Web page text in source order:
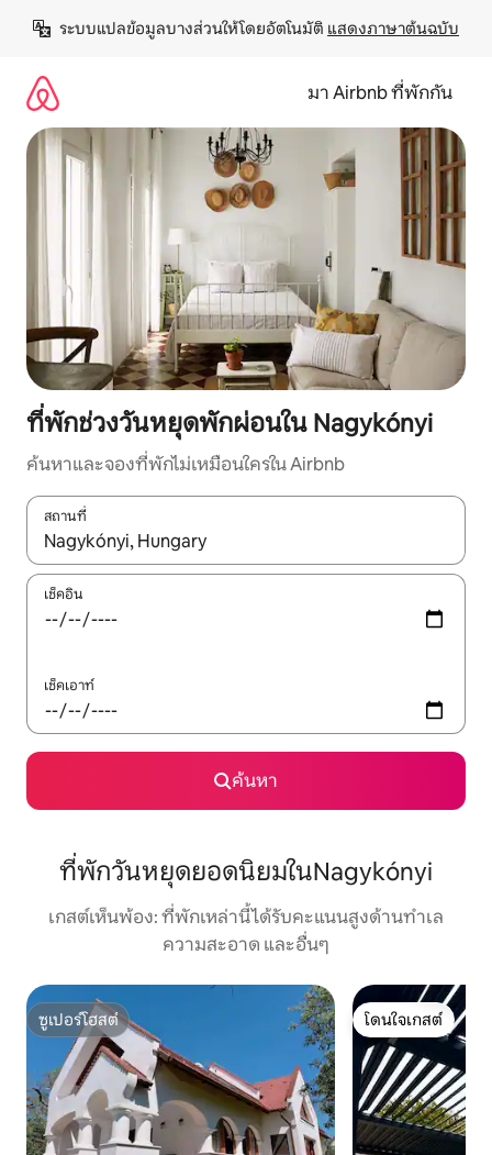
เนื้อหา
ระบบแปลข้อมูลบางส่วนให้โดยอัตโนมัติ แสดงภาษาต้นฉบับ
มา Airbnb ที่พักกัน
ที่พักช่วงวันหยุดพักผ่อนใน Nagykónyi
ค้นหาและจองที่พักไม่เหมือนใครใน Airbnb
สถานที่
ใช้ลูกศรขึ้นลง หรือใช้การสัมผัสหรือปัด เพื่อสำรวจผลการค้นหา
เช็คอิน
เช็คเอาท์
ค้นหา
ที่พักวันหยุดยอดนิยมในNagykónyi
เกสต์เห็นพ้อง: ที่พักเหล่านี้ได้รับคะแนนสูงด้านทำเล
ความสะอาด และอื่นๆ
ซูเปอร์โฮสต์
ซูเปอร์โฮสต์
โดนใจเกสต์
โดนใจเกสต์